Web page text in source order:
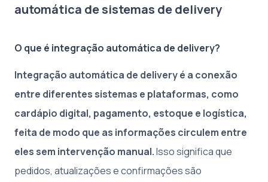
automática de sistemas de delivery
O que é integração automática de delivery?
Integração automática de delivery é a conexão
entre diferentes sistemas e plataformas, como
cardápio digital, pagamento, estoque e logística,
feita de modo que as informações circulem entre
eles sem intervenção manual.Isso significa que
pedidos, atualizações e confirmações são